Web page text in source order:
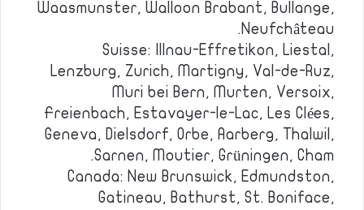
Waasmunster, Walloon Brabant, Bullange,
Neufchâteau.
Suisse: Illnau-Effretikon, Liestal,
Lenzburg, Zurich, Martigny, Val-de-Ruz,
Muri bei Bern, Murten, Versoix,
Freienbach, Estavayer-le-Lac, Les Clées,
Geneva, Dielsdorf, Orbe, Aarberg, Thalwil,
Sarnen, Moutier, Grüningen, Cham.
Canada: New Brunswick, Edmundston,
Gatineau, Bathurst, St. Boniface,